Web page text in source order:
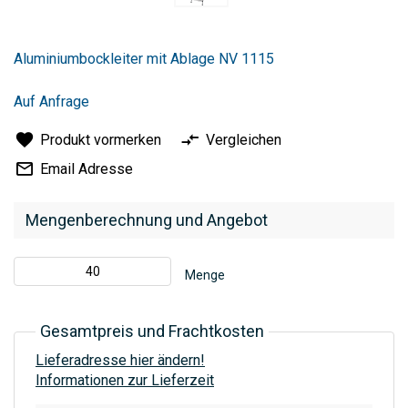
der
springen
Mengenberechnung und Angebot
Menge
Gesamtpreis und Frachtkosten
Lieferadresse hier ändern!
Informationen zur Lieferzeit
Aluminiumbockleiter mit Ablage NV 1115
Auf Anfrage
Produkt vormerken
Vergleichen
Email Adresse